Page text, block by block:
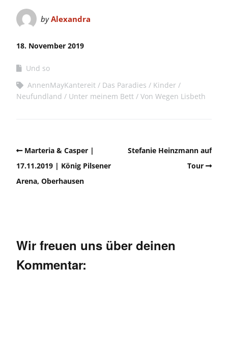
byAlexandra
18. November 2019
Und so
AnnenMayKantereit
Das Paradies
Kinder
Neufundland
Unter meinem Bett Von Wegen Lisbeth
Marteria & Casper |
17.11.2019 | König Pilsener
Arena, Oberhausen
Stefanie Heinzmann auf
Tour
Wir freuen uns über deinen
Kommentar: